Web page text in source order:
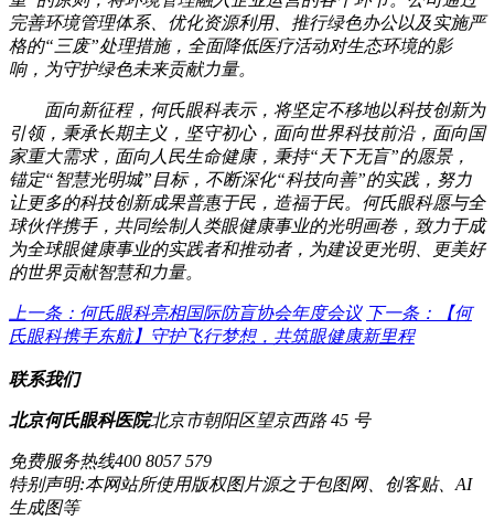
完善环境管理体系、优化资源利用、推行绿色办公以及实施严
格的“三废”处理措施，全面降低医疗活动对生态环境的影
响，为守护绿色未来贡献力量。
面向新征程，何氏眼科表示，将坚定不移地以科技创新为
引领，秉承长期主义，坚守初心，面向世界科技前沿，面向国
家重大需求，面向人民生命健康，秉持“天下无盲”的愿景，
锚定“智慧光明城”目标，不断深化“科技向善”的实践，努力
让更多的科技创新成果普惠于民，造福于民。何氏眼科愿与全
球伙伴携手，共同绘制人类眼健康事业的光明画卷，致力于成
为全球眼健康事业的实践者和推动者，为建设更光明、更美好
的世界贡献智慧和力量。
上一条：何氏眼科亮相国际防盲协会年度会议 下一条：【何
氏眼科携手东航】守护飞行梦想，共筑眼健康新里程
联系我们
北京何氏眼科医院北京市朝阳区望京西路 45 号
免费服务热线400 8057 579
特别声明:本网站所使用版权图片源之于包图网、创客贴、AI
生成图等